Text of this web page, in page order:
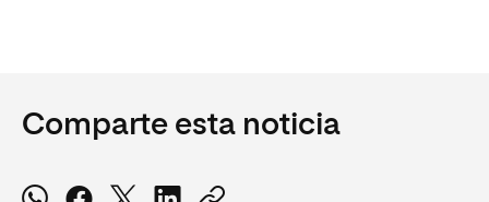
Comparte esta noticia